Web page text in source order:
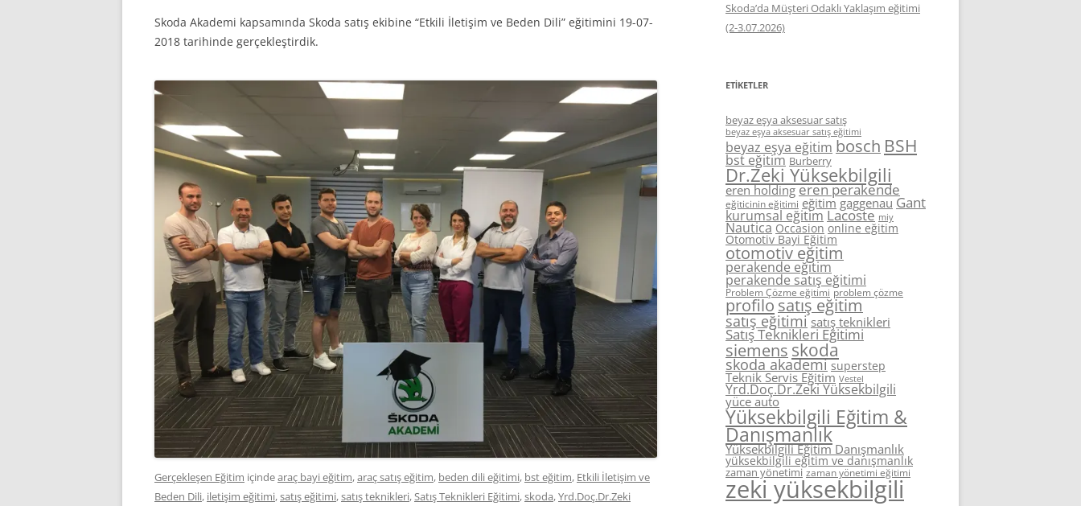
Skoda Akademi kapsamında Skoda satış ekibine “Etkili İletişim ve Beden Dili” eğitimini 19-07-
2018 tarihinde gerçekleştirdik.
Gerçekleşen Eğitim içindearaç bayi eğitim,araç satış eğitim, beden dili eğitimi, bst eğitim, Etkili İletişim ve
Beden Dili, iletişim eğitimi,satış eğitimi,satış teknikleri,Satış Teknikleri Eğitimi,skoda,Yrd.Doç.Dr.Zeki
Skoda’da Müşteri Odaklı Yaklaşım eğitimi
(2-3.07.2026)
ETIKETLER
beyaz eşya aksesuar satış
beyaz eşya aksesuar satış eğitimi
beyaz eşya eğitim bosch BSH
bst eğitim Burberry
Dr.Zeki Yüksekbilgili
eren holding eren perakende
eğiticinin eğitimi eğitim gaggenau Gant
kurumsal eğitim Lacoste miy
Nautica Occasion online eğitim
Otomotiv Bayi Eğitim
otomotiv eğitim
perakende eğitim
perakende satış eğitimi
Problem Çözme eğitimi problem çözme
profilo satış eğitim
satış eğitimi satış teknikleri
Satış Teknikleri Eğitimi
siemens skoda
skoda akademi superstep
Teknik Servis Eğitim Vestel
Yrd.Doç.Dr.Zeki Yüksekbilgili
yüce auto
Yüksekbilgili Eğitim &
Danışmanlık
Yüksekbilgili Eğitim Danışmanlık
yüksekbilgili eğitim ve danışmanlık
zaman yönetimi zaman yönetimi eğitimi
zeki yüksekbilgili